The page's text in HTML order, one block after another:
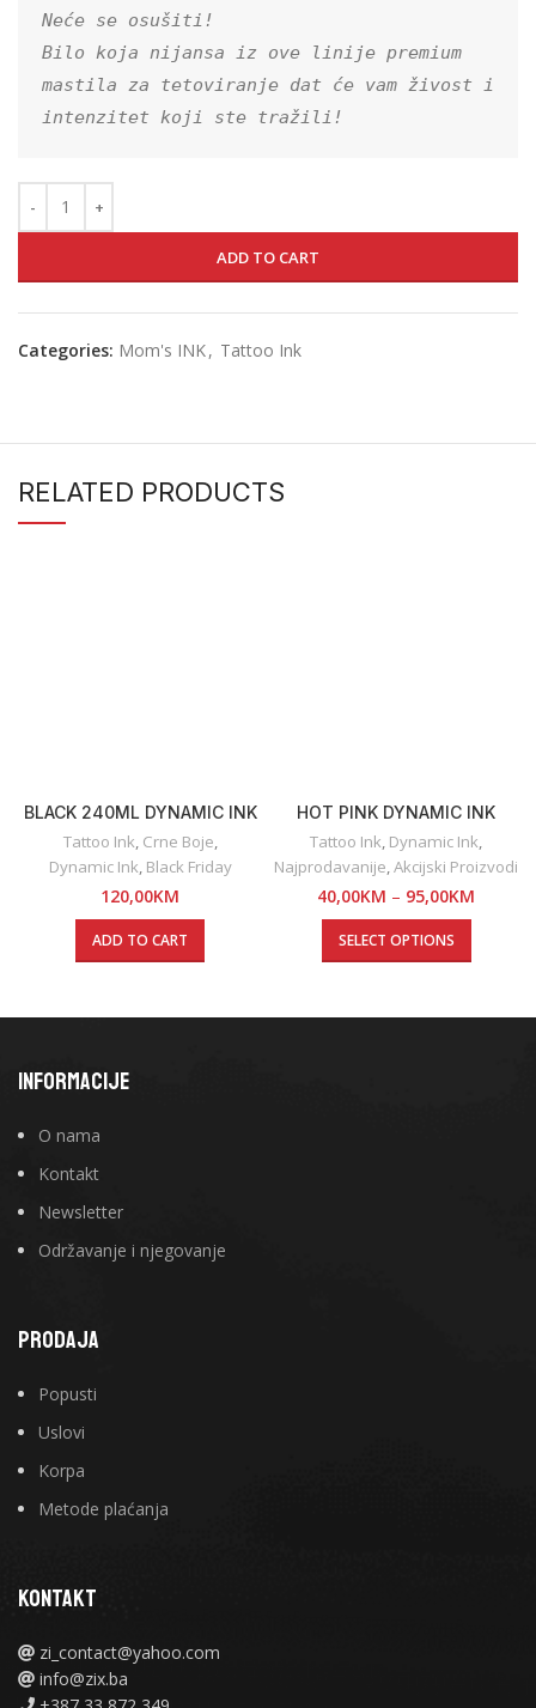
Neće se osušiti!
Bilo koja nijansa iz ove linije premium
mastila za tetoviranje dat će vam živost i
intenzitet koji ste tražili!
ADD TO CART
Categories: Mom's INK, Tattoo Ink
RELATED PRODUCTS
BLACK 240ML DYNAMIC INK
Tattoo Ink Crne Boje
Dynamic Ink Black Friday
120,00KM
ADD TO CART
HOT PINK DYNAMIC INK
Tattoo Ink Dynamic Ink
Najprodavanije Akcijski Proizvodi
40,00KM – 95,00KM
SELECT OPTIONS
INFORMACIJE
O nama
Kontakt
Newsletter
Održavanje i njegovanje
PRODAJA
Popusti
Uslovi
Korpa
Metode plaćanja
KONTAKT
zi_contact@yahoo.com
info@zix.ba